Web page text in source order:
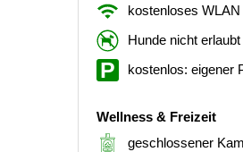
kostenloses WLAN
Hunde nicht erlaubt
kostenlos: eigener
Wellness & Freizeit
geschlossener